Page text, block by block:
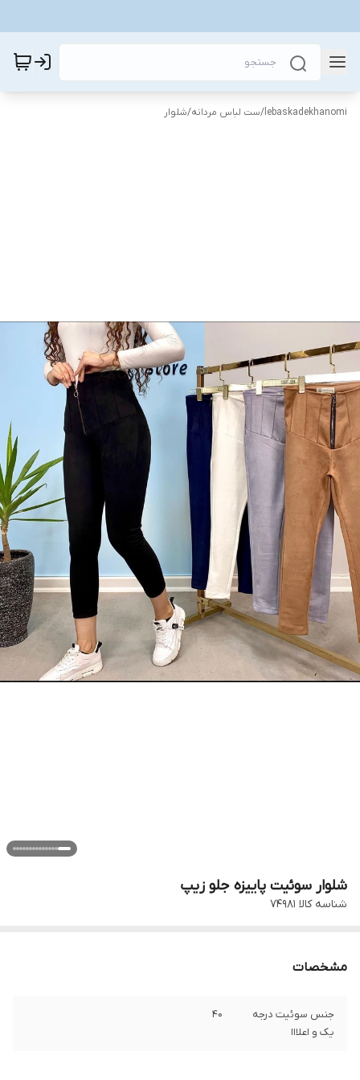
lebaskadekhanomi
/ست لباس مردانه/شلوار
شلوار سوئیت پاییزه جلو زیپ
شناسه کالا ۷۴۹۸۱
مشخصات
جنس سوئیت درجه
یک و اعلااا
۴۰